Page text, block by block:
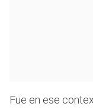
Fue en ese